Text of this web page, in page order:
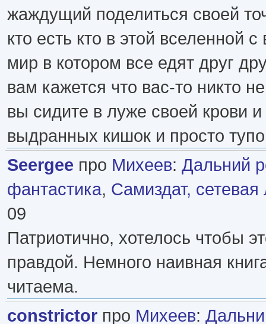
жаждущий поделиться своей
кто есть кто в этой вселенной
мир в котором все едят друг
вам кажется что вас-то никто
вы сидите в луже своей крови
выдранных кишок и просто
Seergee про Михеев: Дальний
фантастика, Самиздат, сетевая
09
Патриотично, хотелось чтобы
правдой. Немного наивная
читаема.
constrictor про Михеев: